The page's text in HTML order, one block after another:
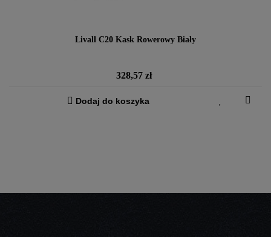
Livall C20 Kask Rowerowy Biały
Cena
328,57 zł
Dodaj do koszyka